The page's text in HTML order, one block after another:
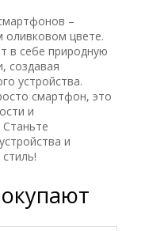
–
оливковом цвете.
в себе природную
создавая
устройства.
смартфон, это
и
Станьте
и